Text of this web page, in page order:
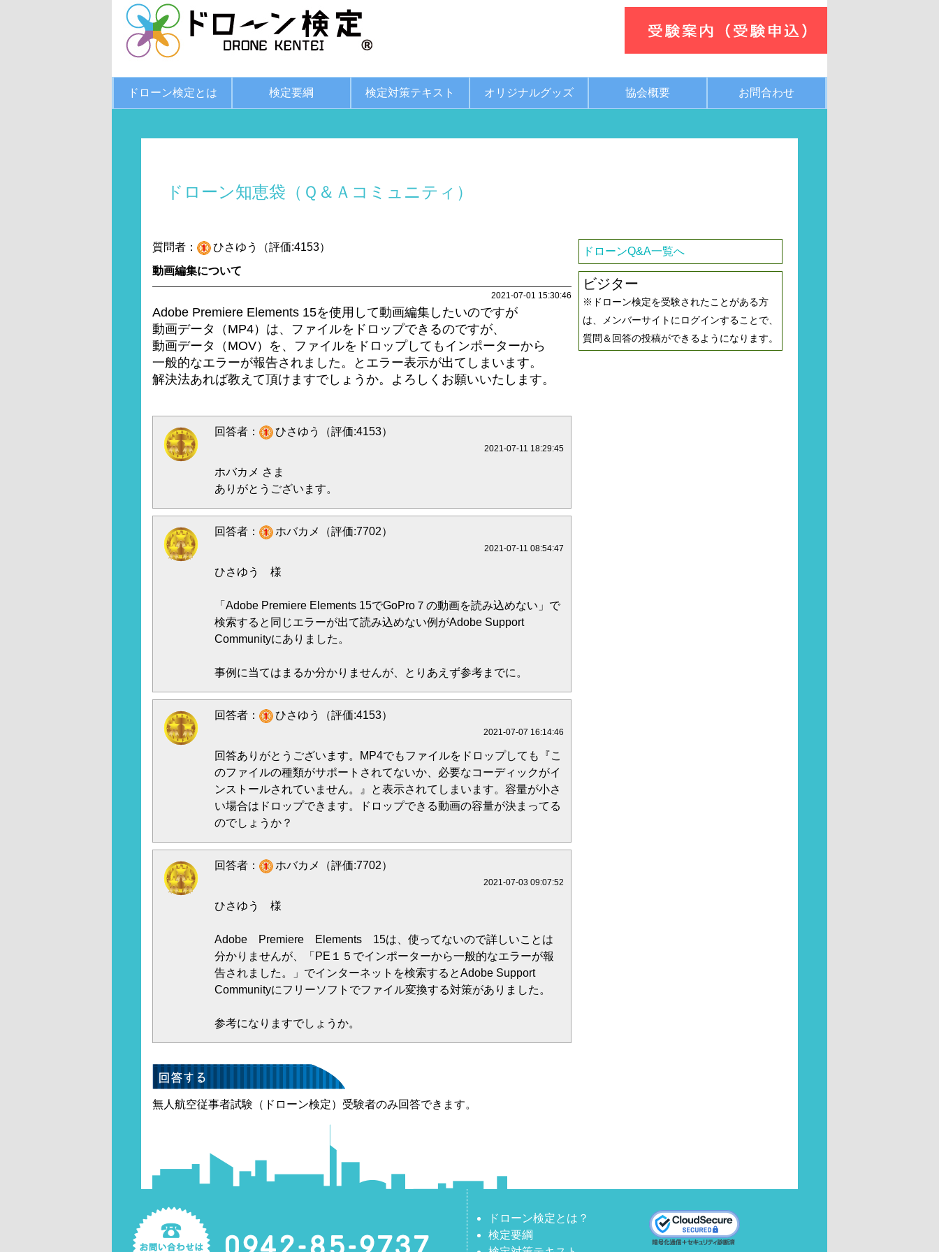
ドローン検定とは 検定要綱 検定対策テキスト オリジナルグッズ 協会概要 お問合わせ
ドローン知恵袋（Ｑ＆Ａコミュニティ）
質問者：
ひさゆう（評価:4153）
動画編集について
2021-07-01 15:30:46
Adobe Premiere Elements 15を使用して動画編集したいのですが
動画データ（MP4）は、ファイルをドロップできるのですが、
動画データ（MOV）を、ファイルをドロップしてもインポーターから
一般的なエラーが報告されました。とエラー表示が出てしまいます。
解決法あれば教えて頂けますでしょうか。よろしくお願いいたします。
回答者： ひさゆう（評価:4153）
2021-07-11 18:29:45
ホバカメ さま
ありがとうございます。
回答者： ホバカメ（評価:7702）
2021-07-11 08:54:47
ひさゆう 様
「Adobe Premiere Elements 15でGoPro７の動画を読み込めない」で
検索すると同じエラーが出て読み込めない例がAdobe Support
Communityにありました。
事例に当てはまるか分かりませんが、とりあえず参考までに。
回答者： ひさゆう（評価:4153）
2021-07-07 16:14:46
回答ありがとうございます。MP4でもファイルをドロップしても『こ
のファイルの種類がサポートされてないか、必要なコーディックがイ
ンストールされていません。』と表示されてしまいます。容量が小さ
い場合はドロップできます。ドロップできる動画の容量が決まってる
のでしょうか？
回答者： ホバカメ（評価:7702）
2021-07-03 09:07:52
ひさゆう 様
Adobe Premiere Elements 15は、使ってないので詳しいことは
分かりませんが、「PE１５でインポーターから一般的なエラーが報
告されました。」でインターネットを検索するとAdobe Support
Communityにフリーソフトでファイル変換する対策がありました。
参考になりますでしょうか。
無人航空従事者試験（ドローン検定）受験者のみ回答できます。
ドローンQ&A一覧へ
ビジター
※ドローン検定を受験されたことがある方
は、メンバーサイトにログインすることで、
質問＆回答の投稿ができるようになります。
ドローン検定とは？
検定要綱